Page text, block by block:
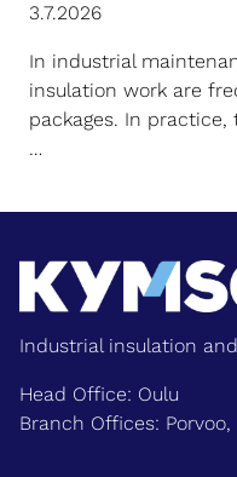
3.7.2026
In industrial
insulation work are
packages. In
…
Industrial insulation
Head Office: Oulu
Branch Offices: